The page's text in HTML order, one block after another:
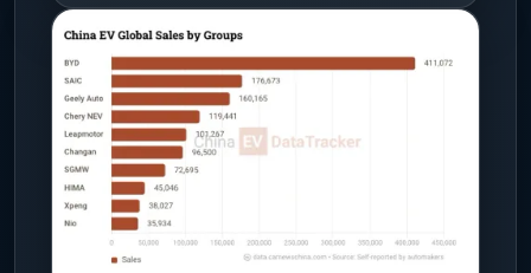
creștere la autotractoare : +7,2% ; scădere
la autocamioane (inclusiv vehicule pentru
scopuri speciale): -9,3% ; scădere la
remorci și semiremorci : -2,5% . În schimb,
la înmatriculările noi de vehicule rutiere noi
pentru transportul mărfurilor au fost
raportate creșteri la toate categoriile:
autotractoare : +16,3% ; autocamioane
(inclusiv vehicule pentru scopuri speciale):
spus la Seul că grupul are mai multe baze
de producție la nivel global și vede potențial
ca acestea să devină un teren important de
cooperare între cele două companii,
inclusiv prin „partajarea capacității globale”
și colaborări în zona de fabricație. El a
indicat și alte direcții posibile: cooperare pe
canale de vânzare și chiar la nivel de
brand. În același timp, Zhang a arătat că
între ecrane mari și comenzi tactile clasice,
potrivit IT之家 . Mesajul vine pe fondul
criticilor din partea unei părți a clienților,
care nu au îmbrățișat pe deplin înlocuirea
masivă a butoanelor cu suprafețe tactile.
CEO-ul Mercedes-Benz, Ola Källenius , a
declarat într-un interviu pentru Autocar că
industria auto „ar fi putut merge prea
departe” în renunțarea la butoanele fizice